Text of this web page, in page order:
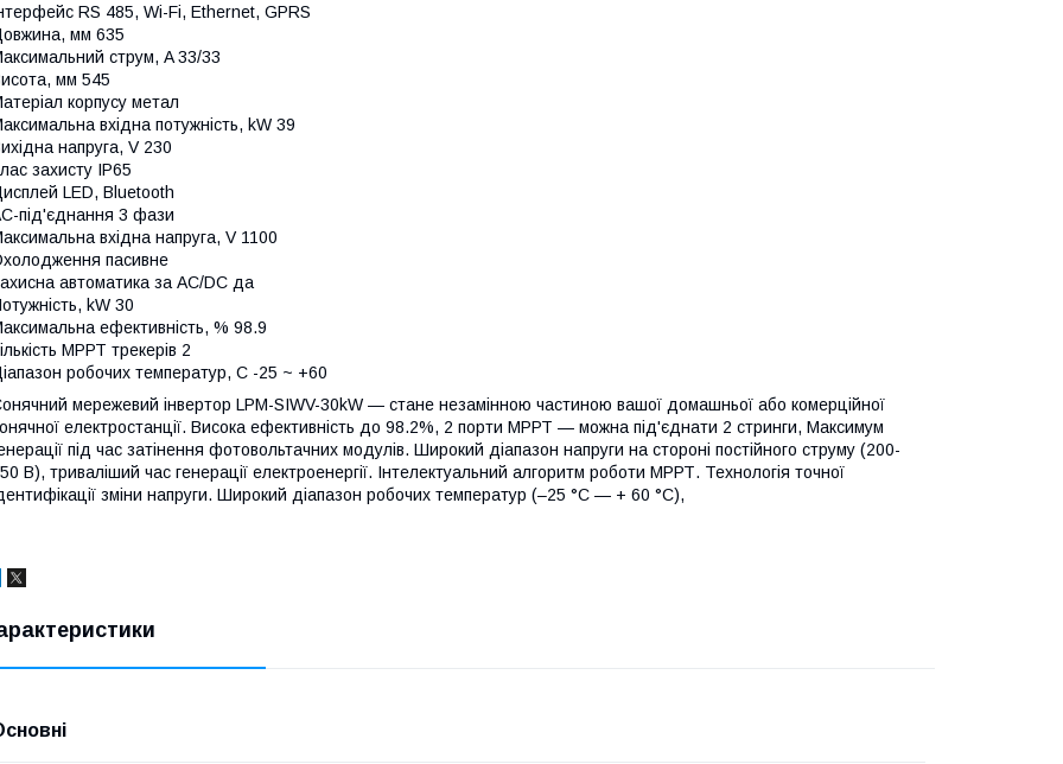
RS 485, Wi-Fi, Ethernet, GPRS
мм 635
струм, A 33/33
мм 545
корпусу метал
вхідна потужність, kW 39
напруга, V 230
захисту IP65
LED, Bluetooth
під'єднання 3 фази
вхідна напруга, V 1100
пасивне
автоматика за AC/DC да
kW 30
ефективність, % 98.9
МРРТ трекерів 2
робочих температур, С -25 ~ +60
мережевий інвертор LPM-SIWV-30kW — стане незамінною частиною вашої домашньої або комерційної
електростанції. Висока ефективність до 98.2%, 2 порти МРРТ — можна під'єднати 2 стринги, Максимум
під час затінення фотовольтачних модулів. Широкий діапазон напруги на стороні постійного струму (200-
В), триваліший час генерації електроенергії. Інтелектуальний алгоритм роботи МРРТ. Технологія точної
зміни напруги. Широкий діапазон робочих температур (–25 °C — + 60 °C),